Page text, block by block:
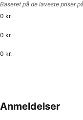
Baseret på de laveste priser
0 kr.
0 kr.
0 kr.
Anmeldelser